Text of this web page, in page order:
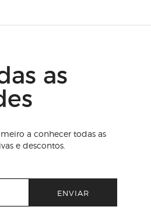
as
a conhecer todas as
e descontos.
ENVIAR